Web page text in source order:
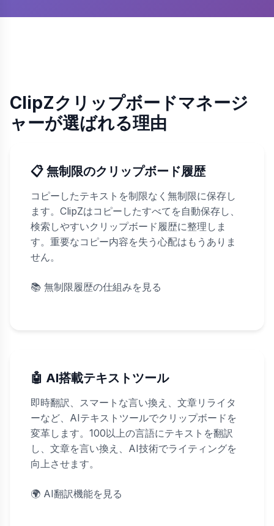
ClipZクリップボードマネージ
ャーが選ばれる理由
📋 無制限のクリップボード履歴
コピーしたテキストを制限なく無制限に保存し
ます。ClipZはコピーしたすべてを自動保存し、
検索しやすいクリップボード履歴に整理しま
す。重要なコピー内容を失う心配はもうありま
せん。
📚 無制限履歴の仕組みを見る
🤖 AI搭載テキストツール
即時翻訳、スマートな言い換え、文章リライタ
ーなど、AIテキストツールでクリップボードを
変革します。100以上の言語にテキストを翻訳
し、文章を言い換え、AI技術でライティングを
向上させます。
🌍 AI翻訳機能を見る